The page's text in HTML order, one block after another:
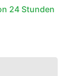
24 Stunden